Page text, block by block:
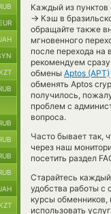
Каждый из пунктов
→ Кэш в
обращайте также
мгновенного
после перехода на
рекомендуем
обмены Aptos (APT)
обменять Aptos
получилось,
проблем с
вопроса.
Часто бывает так,
через наш
посетить раздел
Старайтесь
удобства работы с
курсы
использовать
KZT
KZT